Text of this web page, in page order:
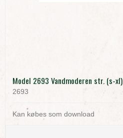
Model 2693 Vandmoderen str. (s-xl)
2693
Kan købes som download